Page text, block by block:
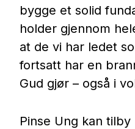
bygge et solid
holder gjennom
at de vi har ledet
fortsatt har en
Gud gjør – også i
Pinse Ung kan